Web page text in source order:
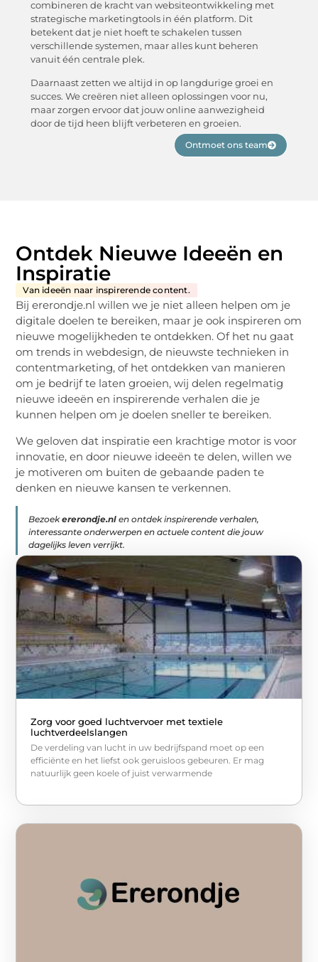
combineren de kracht van websiteontwikkeling met
strategische marketingtools in één platform. Dit
betekent dat je niet hoeft te schakelen tussen
verschillende systemen, maar alles kunt beheren
vanuit één centrale plek.
Daarnaast zetten we altijd in op langdurige groei en
succes. We creëren niet alleen oplossingen voor nu,
maar zorgen ervoor dat jouw online aanwezigheid
door de tijd heen blijft verbeteren en groeien.
Ontmoet ons team
Ontdek Nieuwe Ideeën en
Inspiratie
Van ideeën naar inspirerende content.
Bij ererondje.nl willen we je niet alleen helpen om je
digitale doelen te bereiken, maar je ook inspireren om
nieuwe mogelijkheden te ontdekken. Of het nu gaat
om trends in webdesign, de nieuwste technieken in
contentmarketing, of het ontdekken van manieren
om je bedrijf te laten groeien, wij delen regelmatig
nieuwe ideeën en inspirerende verhalen die je
kunnen helpen om je doelen sneller te bereiken.
We geloven dat inspiratie een krachtige motor is voor
innovatie, en door nieuwe ideeën te delen, willen we
je motiveren om buiten de gebaande paden te
denken en nieuwe kansen te verkennen.
Bezoekererondje.nl en ontdek inspirerende verhalen,
interessante onderwerpen en actuele content die jouw
dagelijks leven verrijkt.
Zorg voor goed luchtvervoer met textiele
luchtverdeelslangen
De verdeling van lucht in uw bedrijfspand moet op een
efficiënte en het liefst ook geruisloos gebeuren. Er mag
natuurlijk geen koele of juist verwarmende